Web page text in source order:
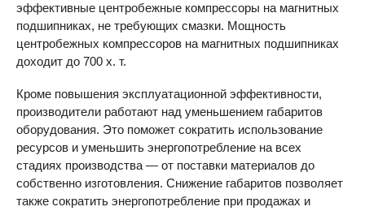
эффективные центробежные компрессоры на магнитных
подшипниках, не требующих смазки. Мощность
центробежных компрессоров на магнитных подшипниках
доходит до 700 х. т.
Кроме повышения эксплуатационной эффективности,
производители работают над уменьшением габаритов
оборудования. Это поможет сократить использование
ресурсов и уменьшить энергопотребление на всех
стадиях производства — от поставки материалов до
собственно изготовления. Снижение габаритов позволяет
также сократить энергопотребление при продажах и